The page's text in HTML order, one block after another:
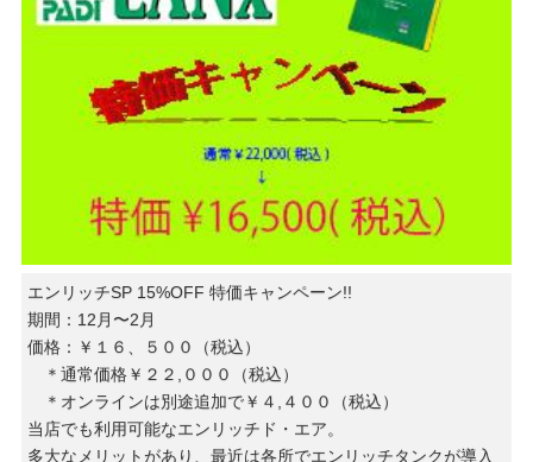
エンリッチSP 15%OFF 特価キャンペーン!!
期間：12月〜2月
価格：￥１６、５００（税込）
＊通常価格￥２２,０００（税込）
＊オンラインは別途追加で￥４,４００（税込）
当店でも利用可能なエンリッチド・エア。
多大なメリットがあり、最近は各所でエンリッチタンクが導入